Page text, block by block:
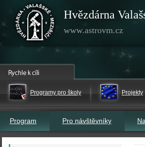
Hvězdárna
www.astrovm.cz
Programy pro školy Projekty
Program Pro návštěvníky